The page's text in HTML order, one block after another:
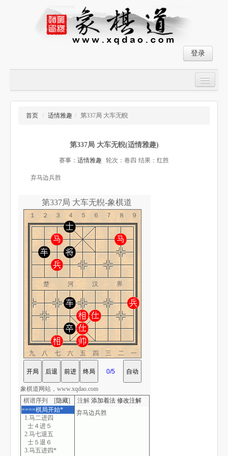
登录
大师对局
首页 / 适情雅趣 / 第337局 大车无輗
第337局 大车无輗(适情雅趣)
赛事： 适情雅趣 轮次：卷四 结果：红胜
弃马边兵胜
第337局 大车无輗-象棋道
１２３４５６７８９
楚 河 汉 界
九八七六五四三二一
棋谱序列 [隐藏]
====棋局开始*
1.马二进四
士４进５
2.马七退五
士５退６
3.马五进四*
注解 添加着法 修改注解
象棋道网站，www.xqdao.com